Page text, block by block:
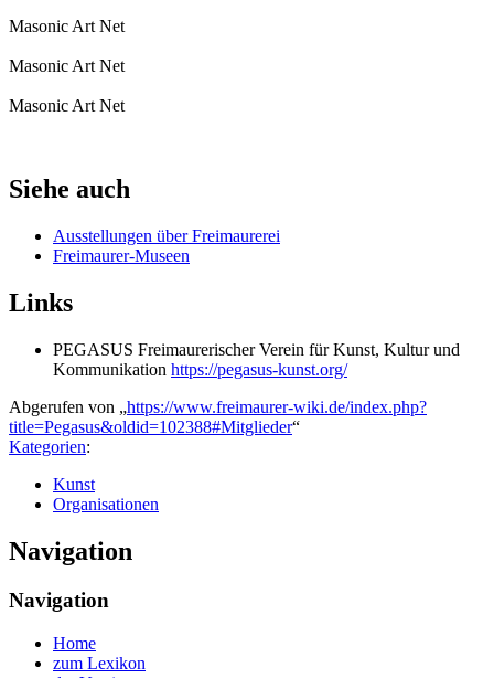
Masonic Art Net
Masonic Art Net
Masonic Art Net
Siehe auch
Ausstellungen über Freimaurerei
Freimaurer-Museen
Links
PEGASUS Freimaurerischer Verein für Kunst, Kultur und
Kommunikation https://pegasus-kunst.org/
Abgerufen von „https://www.freimaurer-wiki.de/index.php?
title=Pegasus&oldid=102388#Mitglieder“
Kategorien:
Kunst
Organisationen
Navigation
Navigation
Home
zum Lexikon